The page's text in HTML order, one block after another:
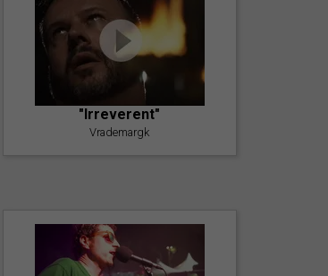
"Irreverent"
Vrademargk